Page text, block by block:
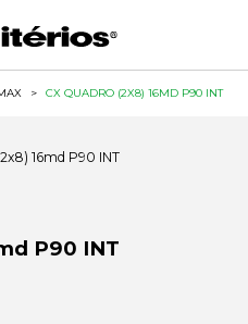
> CX QUADRO (2X8) 16MD P90 INT
P90 INT